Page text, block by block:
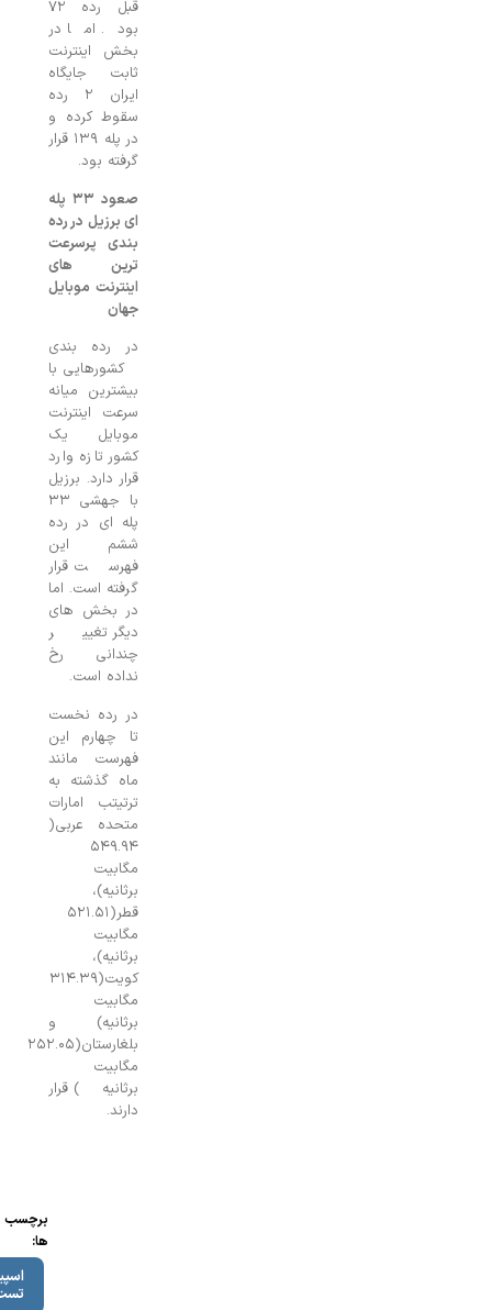
قبل رده ۷۲
بود. اما در
بخش اینترنت
ثابت جایگاه
ایران ۲ رده
سقوط کرده و
در پله ۱۳۹ قرار
گرفته بود.
صعود ۳۳ پله
ای برزیل در رده
بندی پرسرعت
ترین های
اینترنت موبایل
در رده بندی
کشورهایی با
بیشترین میانه
سرعت اینترنت
موبایل یک
کشور تازه وارد
قرار دارد. برزیل
با جهشی ۳۳
پله ای در رده
ششم این
فهرست قرار
گرفته است. اما
در بخش های
دیگر تغییر
چندانی رخ
نداده است.
در رده نخست
تا چهارم این
فهرست مانند
ماه گذشته به
ترتیتب امارات
متحده عربی(
۵۴۹.۹۴
برثانیه)،
قطر(۵۲۱.۵۱
برثانیه)،
کویت(۳۱۴.۳۹
برثانیه) و
بلغارستان(۲۵۲.۰۵
برثانیه) قرار